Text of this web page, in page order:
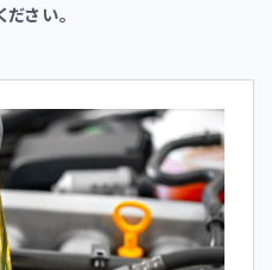
さい。